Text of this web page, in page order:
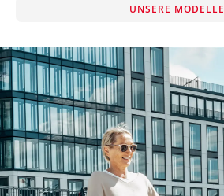
UNSERE MODELLE